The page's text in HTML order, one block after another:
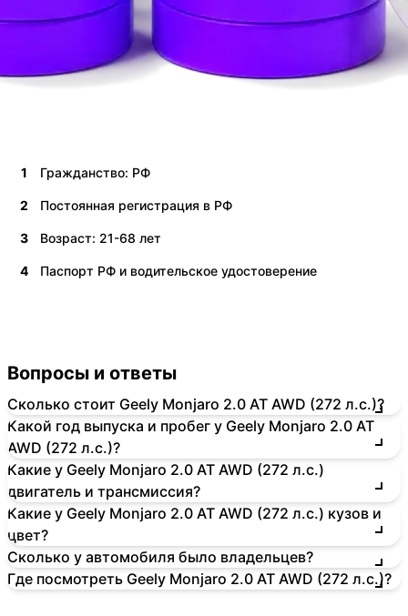
1 Гражданство: РФ
2 Постоянная регистрация в РФ
3 Возраст: 21-68 лет
4 Паспорт РФ и водительское удостоверение
Вопросы и ответы
Сколько стоит Geely Monjaro 2.0 AT AWD (272 л.с.)?
Какой год выпуска и пробег у Geely Monjaro 2.0 AT
AWD (272 л.с.)?
Какие у Geely Monjaro 2.0 AT AWD (272 л.с.)
двигатель и трансмиссия?
Какие у Geely Monjaro 2.0 AT AWD (272 л.с.) кузов и
цвет?
Сколько у автомобиля было владельцев?
Где посмотреть Geely Monjaro 2.0 AT AWD (272 л.с.)?